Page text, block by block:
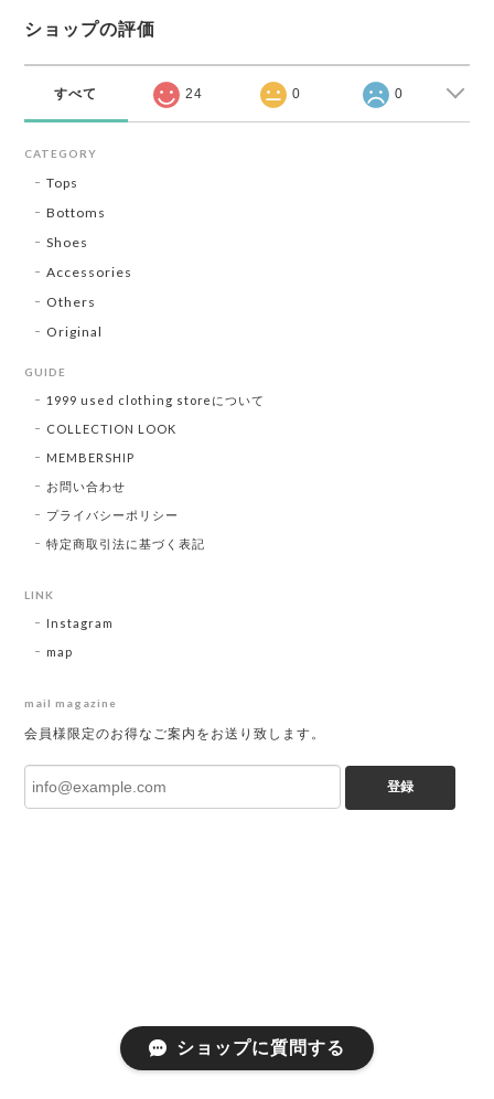
ショップの評価
すべて 24 0 0
CATEGORY
Tops
Bottoms
Shoes
Accessories
Others
Original
GUIDE
1999 used clothing storeについて
COLLECTION LOOK
MEMBERSHIP
お問い合わせ
プライバシーポリシー
特定商取引法に基づく表記
LINK
Instagram
map
mail magazine
会員様限定のお得なご案内をお送り致します。
登録
ショップに質問する